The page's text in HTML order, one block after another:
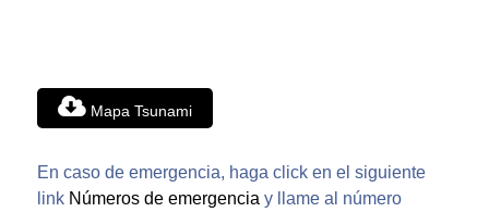
Mapa Tsunami
En caso de emergencia, haga click en el siguiente
link Números de emergencia y llame al número